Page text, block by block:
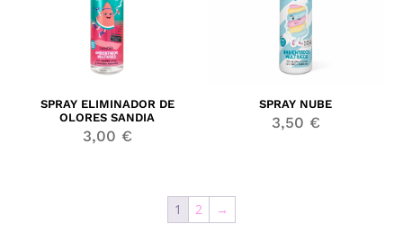
SPRAY ELIMINADOR DE
OLORES SANDIA
3,00 €
SPRAY NUBE
3,50 €
1 2 →